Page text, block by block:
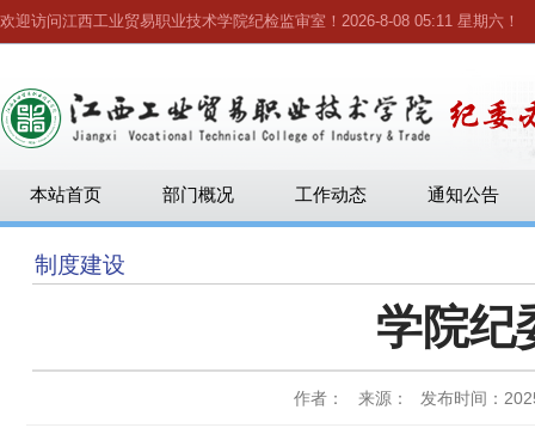
欢迎访问江西工业贸易职业技术学院纪检监审室！ 2026-8-08 05:11 星期六 ！
本站首页 部门概况 工作动态 通知公告
制度建设
学院纪
作者： 来源： 发布时间：